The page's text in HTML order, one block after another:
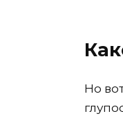
Но